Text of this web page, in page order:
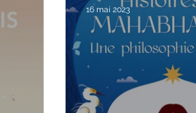
Bien-être
pendjabi L'Inde vue par
16 mai 2023